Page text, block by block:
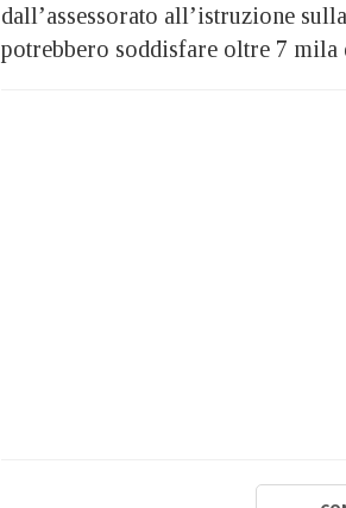
dall’assessorato all’istruzione
potrebbero soddisfare oltre 7 mila